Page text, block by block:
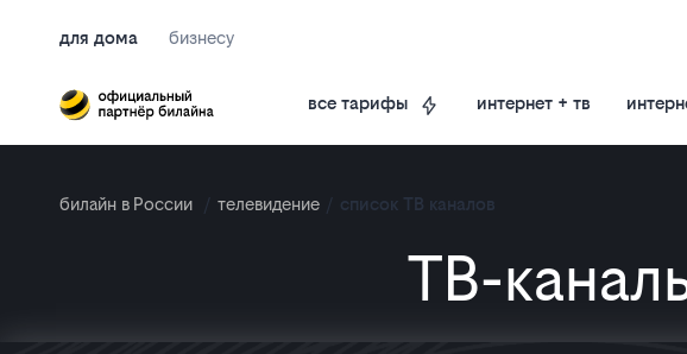
для дома бизнесу
все тарифы интернет + тв
билайн в России / телевидение / список ТВ каналов
ТВ-